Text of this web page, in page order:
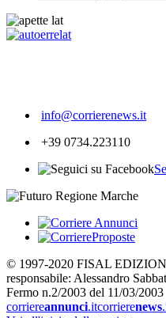
info@corrierenews.it
+39 0734.223110
© 1997-2020 FISAL
responsabile: Alessandro
Fermo n.2/2003 del 11/03/2003
corriereannunci.itcorrierenews